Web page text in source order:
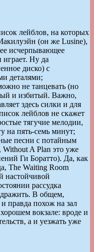
лейблов, на которых
(он же Lusine),
исчерпывающее
играет. Ну да
диско) с
деталями;
не танцевать (но
и избитый. Важно,
здесь силки и для
лейблов не скажет
тягучие мелодии,
на пять-семь минут;
песни с потайным
A Plan это уже
Ги Боратто). Да, как
The Waiting Room
настойчивой
рассудка
В общем,
правда похож на зал
вокзале: вроде и
а и уезжать уже